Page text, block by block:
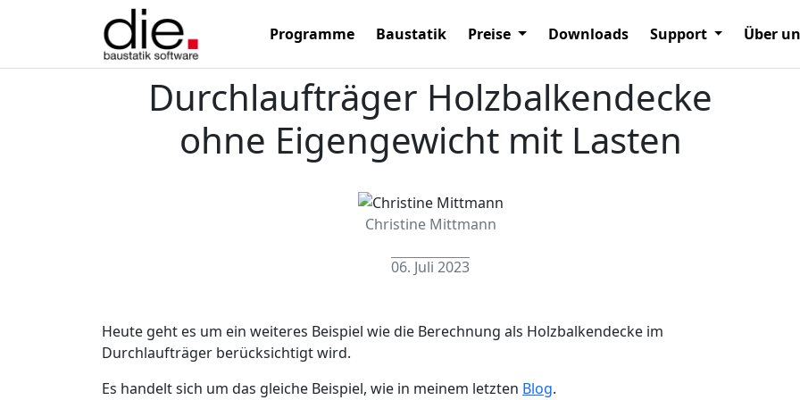
Programme Baustatik Preise Downloads Support Über
Durchlaufträger Holzbalkendecke
ohne Eigengewicht mit Lasten
Christine Mittmann
06. Juli 2023
Heute geht es um ein weiteres Beispiel wie die Berechnung als Holzbalkendecke im
Durchlaufträger berücksichtigt wird.
Es handelt sich um das gleiche Beispiel, wie in meinem letzten Blog.